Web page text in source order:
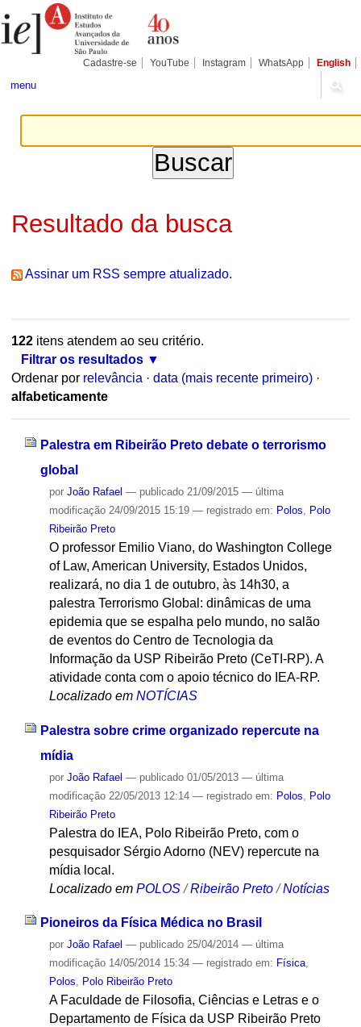
para
conteúdo.
Pessoais
Cadastre-se YouTube Instagram WhatsApp English
menu
Resultado da busca
Assinar um RSS sempre atualizado.
122itens atendem ao seu critério.
Filtrar os resultados
Ordenar por relevância · data (mais recente primeiro) ·
alfabeticamente
Palestra em Ribeirão Preto debate o terrorismo
global
por João Rafael — publicado21/09/2015 — última
modificação24/09/2015 15:19 — registrado em: Polos
Polo
Ribeirão Preto
O professor Emilio Viano, do Washington College
of Law, American University, Estados Unidos,
realizará, no dia 1 de outubro, às 14h30, a
palestra Terrorismo Global: dinâmicas de uma
epidemia que se espalha pelo mundo, no salão
de eventos do Centro de Tecnologia da
Informação da USP Ribeirão Preto (CeTI-RP). A
atividade conta com o apoio técnico do IEA-RP.
Localizado em NOTÍCIAS
Palestra sobre crime organizado repercute na
mídia
por João Rafael — publicado01/05/2013 — última
modificação22/05/2013 12:14 — registrado em: Polos
Polo
Ribeirão Preto
Palestra do IEA, Polo Ribeirão Preto, com o
pesquisador Sérgio Adorno (NEV) repercute na
mídia local.
Localizado em POLOS /Ribeirão Preto /Notícias
Pioneiros da Física Médica no Brasil
por João Rafael — publicado25/04/2014 — última
modificação14/05/2014 15:34 — registrado em: Física,
Polos, Polo Ribeirão Preto
A Faculdade de Filosofia, Ciências e Letras e o
Departamento de Física da USP Ribeirão Preto